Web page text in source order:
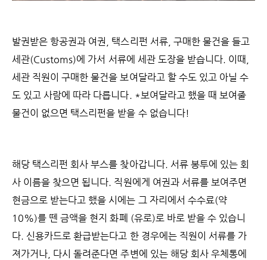
발권받은 항공권과 여권, 택스리펀 서류, 구매한 물건을 들고
세관(Customs)에 가서 서류에 세관 도장을 받습니다. 이때,
세관 직원이 구매한 물건을 보여달라고 할 수도 있고 아닐 수
도 있고 사람에 따라 다릅니다. *보여달라고 했을 때 보여줄
물건이 없으면 택스리펀을 받을 수 없습니다!
해당 택스리펀 회사 부스를 찾아갑니다. 서류 봉투에 있는 회
사 이름을 찾으면 됩니다. 직원에게 여권과 서류를 보여주면
현금으로 받는다고 했을 시에는 그 자리에서 수수료(약
10%)를 뗀 금액을 현지 화폐 (유로)로 바로 받을 수 있습니
다. 신용카드로 환급받는다고 한 경우에는 직원이 서류를 가
져가거나, 다시 돌려준다면 주변에 있는 해당 회사 우체통에